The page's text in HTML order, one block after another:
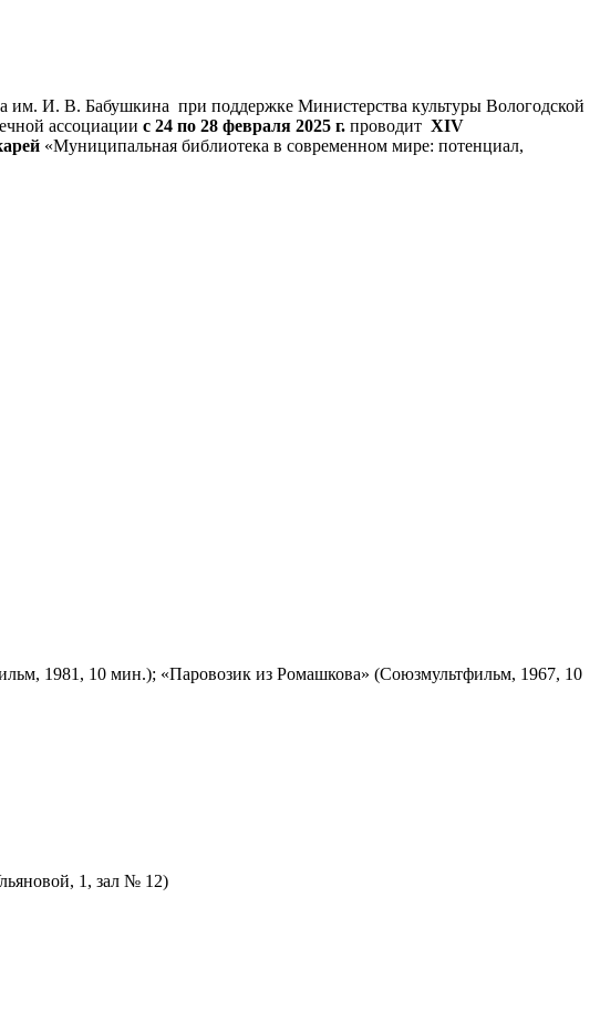
им. И. В. Бабушкина при поддержке Министерства культуры Вологодской
ассоциации с 24 по 28 февраля 2025 г. проводит XIV
«Муниципальная библиотека в современном мире: потенциал,
1981, 10 мин.); «Паровозик из Ромашкова» (Союзмультфильм, 1967, 10
1, зал № 12)